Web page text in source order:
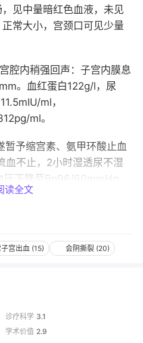
见中量暗红色血液，未见
常大小，宫颈口可见少量
腔内稍强回声：子宫内膜息
。血红蛋白122g/l，尿
ml，
ml。
暂予缩宫素、氨甲环酸止血
血不止，2小时湿透尿不湿
下降至Bp96/60mmHg，
术，报告了上级医生。术中
0.5cm裂伤，宫腔内膜稍
。
见，请先登录
读全文
宫出血 (15) 会阴撕裂 (20)
诊疗科学 3.1
学术价值 2.9